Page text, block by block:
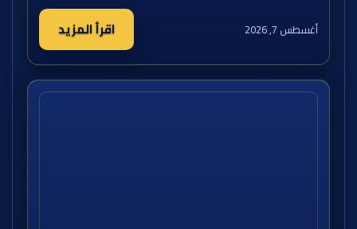
أغسطس 7, 2026 اقرأ المزيد